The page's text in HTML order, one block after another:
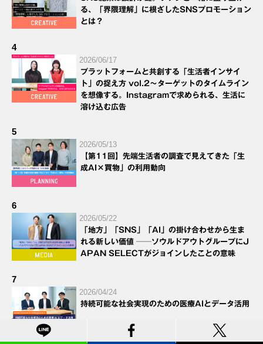
る、「界隈理解」に根ざしたSNSプロモーション
とは？
4
2026/06/17
プラットフォームと共創する「生活者インサイ
ト」の捉え方 vol.2～ターゲットのタイムライン
を想像する。Instagramで求められる、生活に
溶け込む広告
5
2026/05/13
【第11回】先端生活者の調査で見えてきた「生
成AI×買物」の利用動向
6
2026/05/22
「地方」「SNS」「AI」の掛け合わせから生ま
れる新しい価値 ──ソウルドアウトグループにJ
APAN SELECTがジョインしたことの意味
7
2026/04/24
持続可能な社会実現のための医療AIとデータ活用